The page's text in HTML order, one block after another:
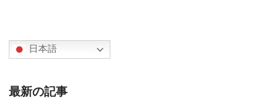
日本語
最新の記事